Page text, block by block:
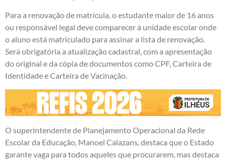
Para a renovação de matrícula, o estudante maior de 16 anos
ou responsável legal deve comparecer à unidade escolar onde
o aluno está matriculado para assinar a lista de renovação.
Será obrigatória a atualização cadastral, com a apresentação
do original e da cópia de documentos como CPF, Carteira de
Identidade e Carteira de Vacinação.
O superintendente de Planejamento Operacional da Rede
Escolar da Educação, Manoel Calazans, destaca que o Estado
garante vaga para todos aqueles que procurarem, mas destaca